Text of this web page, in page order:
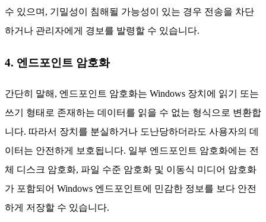
수 있으며, 기밀성이 침해될 가능성이 있는 경우 전송을 차단
하거나 관리자에게 경보를 발령할 수 있습니다.
4. 엔드포인트 암호화
간단히 말해, 엔드포인트 암호화는 Windows 장치에 읽기 또는
쓰기 형태로 존재하는 데이터를 읽을 수 없는 형식으로 변환합
니다. 따라서 장치를 분실하거나 도난당하더라도 사용자의 데
이터는 안전하게 보호됩니다. 일부 엔드포인트 암호화에는 전
체 디스크 암호화, 파일 수준 암호화 및 이동식 미디어 암호화
가 포함되어 Windows 엔드포인트에 민감한 정보를 보다 안전
하게 저장할 수 있습니다.